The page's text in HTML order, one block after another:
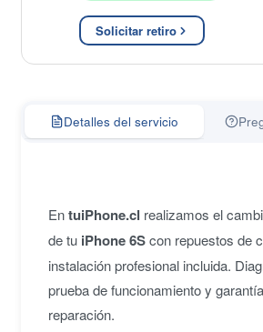
Solicitar retiro
Detalles del servicio
EntuiPhone.cl realizamos el
de tu iPhone 6Scon repuestos de
instalación profesional incluida.
prueba de funcionamiento y
reparación.